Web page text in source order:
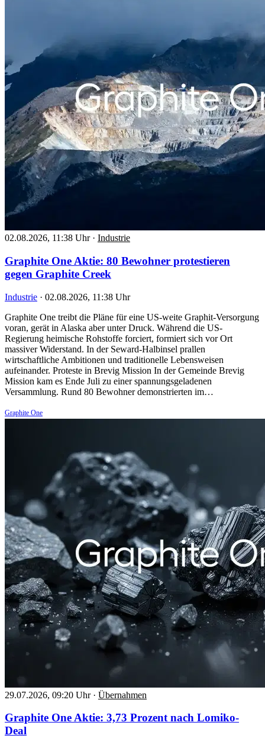
02.08.2026, 11:38 Uhr · Industrie
Graphite One Aktie: 80 Bewohner protestieren
gegen Graphite Creek
Industrie · 02.08.2026, 11:38 Uhr
Graphite One treibt die Pläne für eine US-weite Graphit-Versorgung
voran, gerät in Alaska aber unter Druck. Während die US-
Regierung heimische Rohstoffe forciert, formiert sich vor Ort
massiver Widerstand. In der Seward-Halbinsel prallen
wirtschaftliche Ambitionen und traditionelle Lebensweisen
aufeinander. Proteste in Brevig Mission In der Gemeinde Brevig
Mission kam es Ende Juli zu einer spannungsgeladenen
Versammlung. Rund 80 Bewohner demonstrierten im…
Graphite One
29.07.2026, 09:20 Uhr · Übernahmen
Graphite One Aktie: 3,73 Prozent nach Lomiko-
Deal